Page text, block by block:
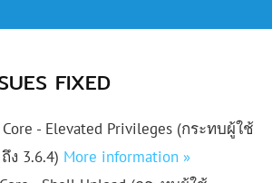
FIXED
- Elevated Privileges (กระทบผู้ใช้
ง 3.6.4) More information »